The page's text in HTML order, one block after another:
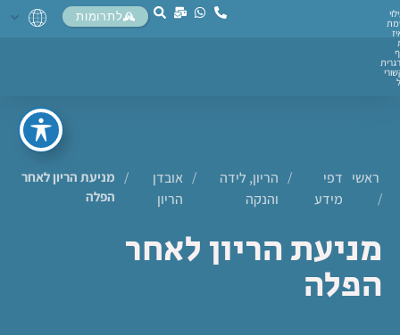
לתרומות
ראשי
/
דפי
מידע
/
הריון, לידה
והנקה
/ אובדן
הריון
/
מניעת הריון לאחר
הפלה
מניעת הריון לאחר
הפלה